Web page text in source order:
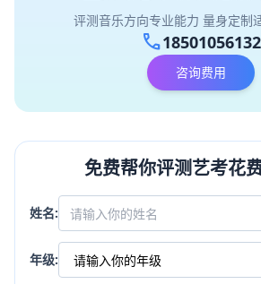
评测音乐方向专业能力 量身定制
call18501056132
咨询费用
免费帮你评测艺考花
姓名:
年级: